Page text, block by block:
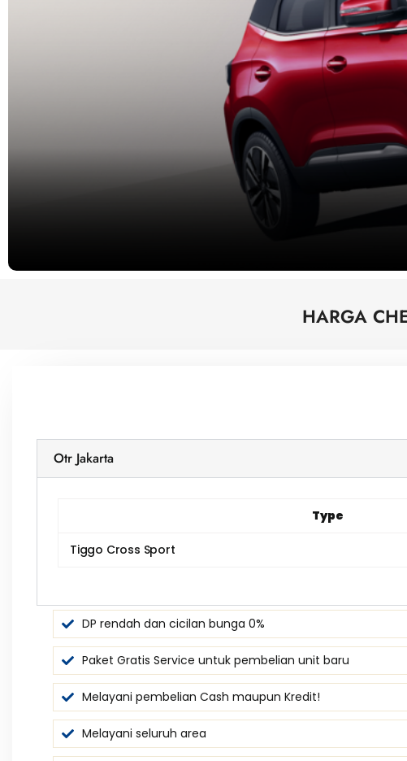
HARGA
Otr Jakarta
Type
Tiggo Cross Sport
DP rendah dan cicilan bunga 0%
Paket Gratis Service untuk pembelian unit baru
Melayani pembelian Cash maupun Kredit!
Melayani seluruh area